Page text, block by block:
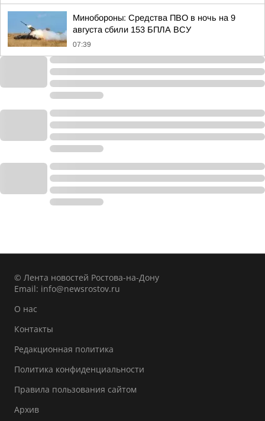
Минобороны: Средства ПВО в ночь на 9
августа сбили 153 БПЛА ВСУ
07:39
© Лента новостей Ростова-на-Дону
Email: info@newsrostov.ru
О нас
Контакты
Редакционная политика
Политика конфиденциальности
Правила пользования сайтом
Архив